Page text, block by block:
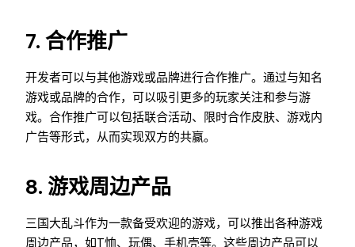
7. 合作推广
开发者可以与其他游戏或品牌进行合作推广。通过与知名
游戏或品牌的合作，可以吸引更多的玩家关注和参与游
戏。合作推广可以包括联合活动、限时合作皮肤、游戏内
广告等形式，从而实现双方的共赢。
8. 游戏周边产品
三国大乱斗作为一款备受欢迎的游戏，可以推出各种游戏
周边产品，如T恤、玩偶、手机壳等。这些周边产品可以